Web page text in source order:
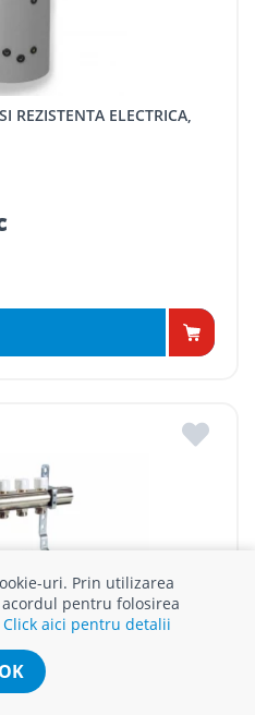
uri. Prin utilizarea
pentru folosirea
Click aici pentru detalii
OK